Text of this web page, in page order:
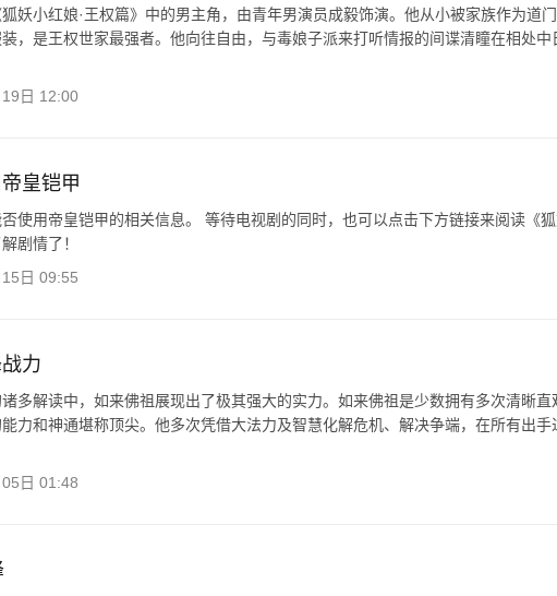
妖小红娘·王权篇》中的男主角，由青年男演员成毅饰演。他从小被家族作为道
，是王权世家最强者。他向往自由，与毒娘子派来打听情报的间谍清瞳在相处中
日 12:00
皇铠甲
使用帝皇铠甲的相关信息。 等待电视剧的同时，也可以点击下方链接来阅读《
剧情了！
日 09:55
力
多解读中，如来佛祖展现出了极其强大的实力。如来佛祖是少数拥有多次清晰直
力和神通堪称顶尖。他多次凭借大法力及智慧化解危机、解决争端，在所有出手
日 01:48